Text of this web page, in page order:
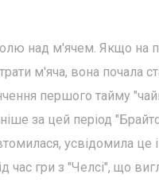
над м'ячем. Якщо на
м'яча, вона почала
першого тайму
за цей період
усвідомила це
час гри з "Челсі", що